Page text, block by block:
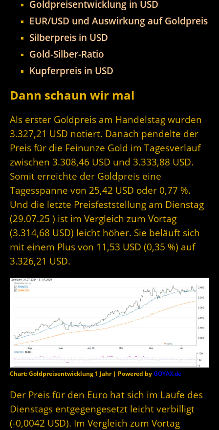
Goldpreisentwicklung in USD
EUR/USD und Auswirkung auf Goldpreis
Silberpreis in USD
Gold-Silber-Ratio
Kupferpreis in USD
Dann schaun wir mal
Als erster Goldpreis am Handelstag wurden
3.327,21 USD notiert. Danach pendelte der
Preis für die Feinunze Gold im Tagesverlauf
zwischen 3.308,46 USD und 3.333,88 USD.
Somit erreichte der Goldpreis eine
Tagesspanne von 25,42 USD oder 0,77 %.
Und die letzte Preisfeststellung am Dienstag
(29.07.25 ) ist im Vergleich zum Vortag
(3.314,68 USD) leicht höher. Sie beläuft sich
mit einem Plus von 11,53 USD (0,35 %) auf
3.326,21 USD.
Chart: Goldpreisentwicklung 1 Jahr | Powered byGOYAX.de
Der Preis für den Euro hat sich im Laufe des
Dienstags entgegengesetzt leicht verbilligt
(-0,0042 USD). Im Vergleich zum Vortag